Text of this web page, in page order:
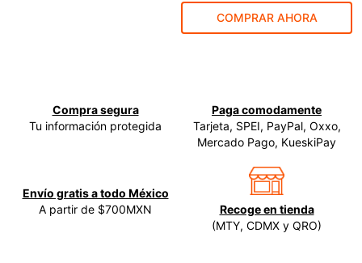
COMPRAR AHORA
Compra segura
Tu información protegida
Paga comodamente
Tarjeta, SPEI, PayPal, Oxxo,
Mercado Pago, KueskiPay
Envío gratis a todo México
A partir de $700MXN
Recoge en tienda
(MTY, CDMX y QRO)